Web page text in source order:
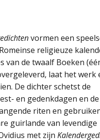
vormen een
religieuze
van de twaalf Boeken
laat het werk
De dichter schetst de
en gedenkdagen en de
riten en
guirlande van levendige
met zijn